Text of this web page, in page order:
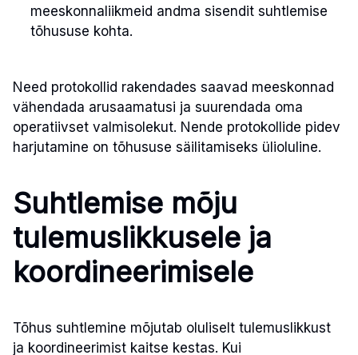
meeskonnaliikmeid andma sisendit suhtlemise
tõhususe kohta.
Need protokollid rakendades saavad meeskonnad
vähendada arusaamatusi ja suurendada oma
operatiivset valmisolekut. Nende protokollide pidev
harjutamine on tõhususe säilitamiseks ülioluline.
Suhtlemise mõju
tulemuslikkusele ja
koordineerimisele
Tõhus suhtlemine mõjutab oluliselt tulemuslikkust
ja koordineerimist kaitse kestas. Kui